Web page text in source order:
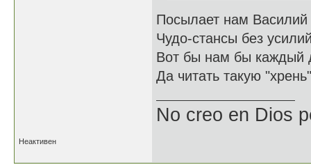
Посылает нам Василий
Чудо-стансы без
Вот бы нам бы каждый
Да читать такую
No creo en Dios
Неактивен